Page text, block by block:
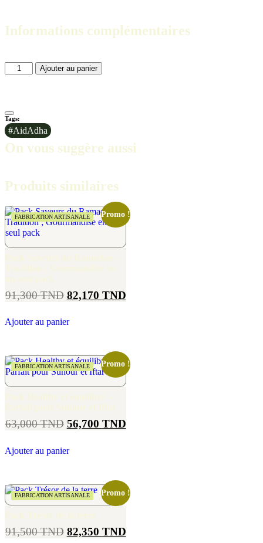
Informations complémentaires
Ajouter au panier
Tags:
#AidAdha
On vous suggère aussi
Produits similaires
Promo !
FABRICATION ARTISANALE
91,300TND 82,170 TND
Ajouter au panier
Promo !
FABRICATION ARTISANALE
63,000TND 56,700 TND
Ajouter au panier
Promo !
FABRICATION ARTISANALE
91,500TND 82,350 TND